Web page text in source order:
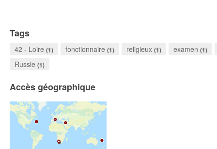
Tags
42 - Loire (1) fonctionnaire (1) religieux (1) examen (1)
Russie (1)
Accès géographique